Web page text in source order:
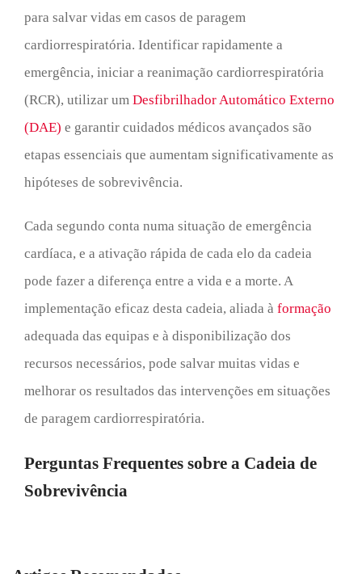
para salvar vidas em casos de paragem
cardiorrespiratória. Identificar rapidamente a
emergência, iniciar a reanimação cardiorrespiratória
(RCR), utilizar um Desfibrilhador Automático Externo
(DAE) e garantir cuidados médicos avançados são
etapas essenciais que aumentam significativamente as
hipóteses de sobrevivência.
Cada segundo conta numa situação de emergência
cardíaca, e a ativação rápida de cada elo da cadeia
pode fazer a diferença entre a vida e a morte. A
implementação eficaz desta cadeia, aliada à formação
adequada das equipas e à disponibilização dos
recursos necessários, pode salvar muitas vidas e
melhorar os resultados das intervenções em situações
de paragem cardiorrespiratória.
Perguntas Frequentes sobre a Cadeia de
Sobrevivência